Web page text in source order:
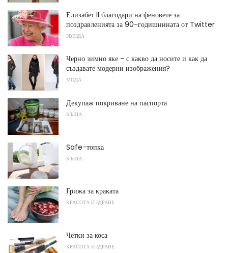
Елизабет II благодари на феновете за
поздравленията за 90-годишнината от Twitter
ЗВЕЗДА
Черно зимно яке - с какво да носите и как да
създавате модерни изображения?
МОДА
Декупаж покриване на паспорта
КЪЩА
Safe-топка
КЪЩА
Грижа за краката
КРАСОТА И ЗДРАВЕ
Четки за коса
КРАСОТА И ЗДРАВЕ